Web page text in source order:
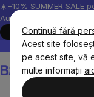
Continuă fără
Acest site
pe acest site, vă
multe informații
Treci
la
conținut
☀️−10% SUMMER SALE
August, 2026.
Peste 200.000 de